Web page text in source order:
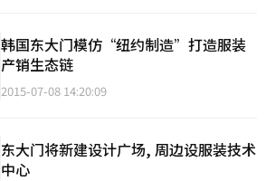
韩国东大门模仿“纽约制造”打造服装
产销生态链
2015-07-08 14:20:09
东大门将新建设计广场, 周边设服装技术
中心